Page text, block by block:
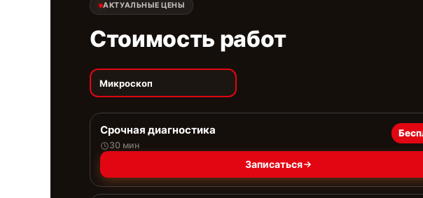
АКТУАЛЬНЫЕ ЦЕНЫ
Стоимость работ
Микроскоп
Срочная диагностика
30 мин
Записаться